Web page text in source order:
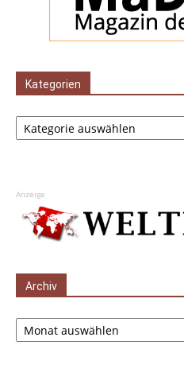
Kategorien
Kategorien
Anzeige
Archiv
Archiv